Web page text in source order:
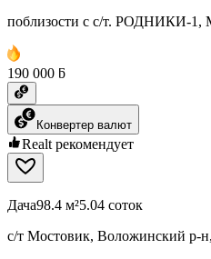
поблизости с с/т. РОДНИКИ-1,
190 000 ƃ
Конвертер валют
Realt рекомендует
Дача98.4 м²5.04 соток
с/т Мостовик, Воложинский р-